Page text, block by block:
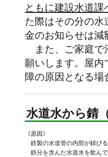
ともに建設水道
た際はその分の
金のお知らせは減
また、ご家庭で
願いします。屋
障の原因となる場
水道水から錆
《原因》
鉄製の水道管の内部が錆び
鉄分を含んだ水道水を飲ん